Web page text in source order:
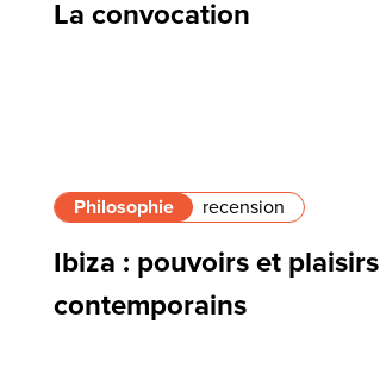
La convocation
Philosophie recension
Ibiza : pouvoirs et plaisirs
contemporains